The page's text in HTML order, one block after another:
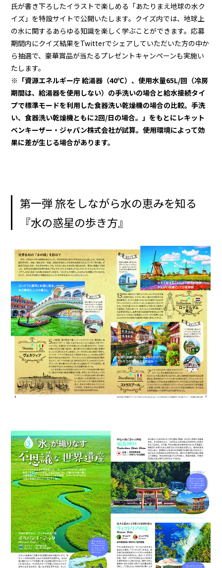
氏が書き下ろしたイラストで楽しめる「あたりまえ地球の水ク
イズ」を特設サイトで公開いたします。クイズ内では、地球上
の水に関するあらゆる知識を楽しく学ぶことができます。応募
期間内にクイズ結果をTwitterでシェアしていただいた方の中か
ら抽選で、豪華賞品が当たるプレゼントキャンペーンも実施い
たします。
※「資源エネルギー庁 給湯器（40℃）、使用水量65L/回（冷房
期間は、給湯器を使用しない）の手洗いの場合と給水接続タイ
プで標準モードを利用した食器洗い乾燥機の場合の比較。手洗
い、食器洗い乾燥機ともに2回/日の場合。」をもとにレキット
ベンキーザー・ジャパン株式会社が試算。使用環境によって効
果に差が生じる場合があります。
第一弾 旅をしながら水の恵みを知る
『水の惑星の歩き方』